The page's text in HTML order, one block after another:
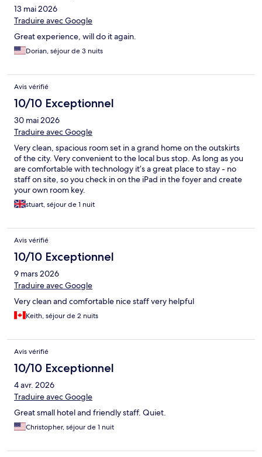
13 mai 2026
Traduire avec Google
Great experience, will do it again.
Dorian, séjour de 3 nuits
Avis vérifié
10/10 Exceptionnel
30 mai 2026
Traduire avec Google
Very clean, spacious room set in a grand home on the outskirts
of the city. Very convenient to the local bus stop. As long as you
are comfortable with technology it’s a great place to stay - no
staff on site, so you check in on the iPad in the foyer and create
your own room key.
stuart, séjour de 1 nuit
Avis vérifié
10/10 Exceptionnel
9 mars 2026
Traduire avec Google
Very clean and comfortable nice staff very helpful
Keith, séjour de 2 nuits
Avis vérifié
10/10 Exceptionnel
4 avr. 2026
Traduire avec Google
Great small hotel and friendly staff. Quiet.
Christopher, séjour de 1 nuit